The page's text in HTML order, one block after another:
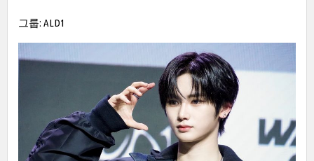
그룹: ALD1